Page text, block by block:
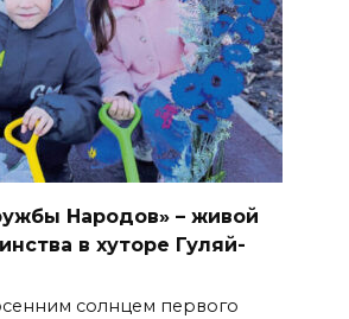
Народов» – живой
в хуторе Гуляй-
солнцем первого